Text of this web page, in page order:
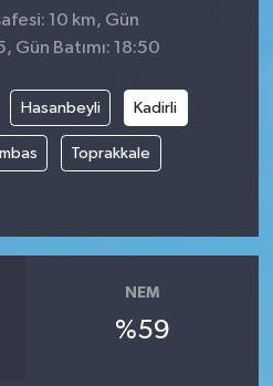
10 km, Gün
Gün Batımı: 18:50
Hasanbeyli Kadirli
Toprakkale
NEM
%59